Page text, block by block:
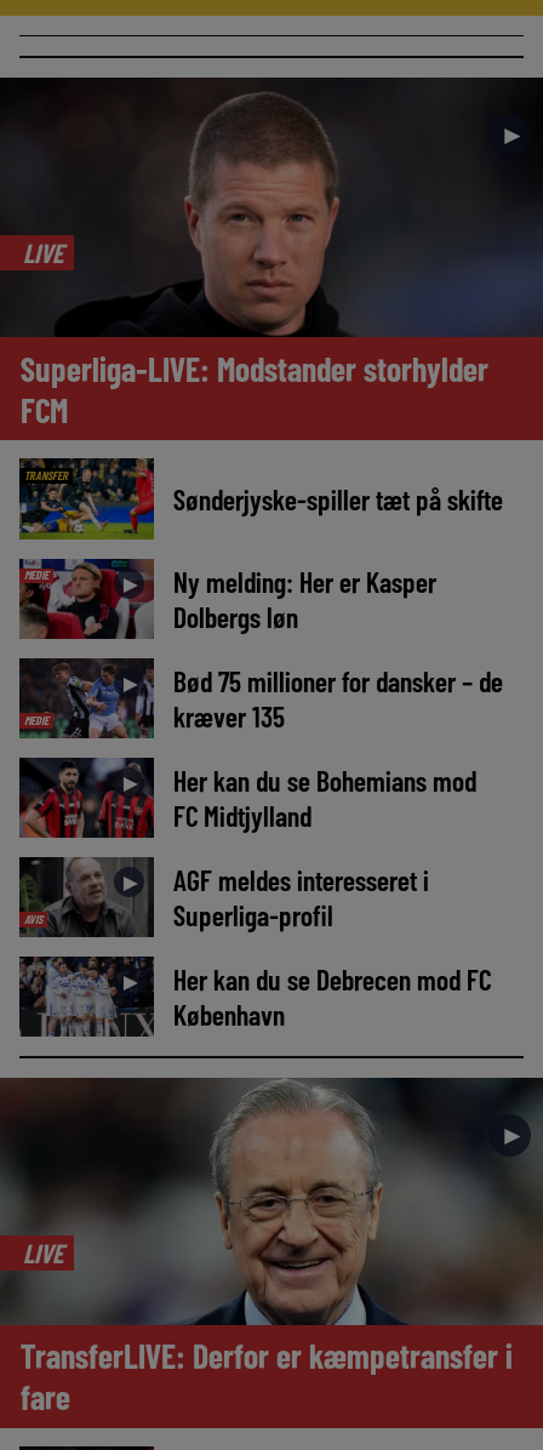
►
LIVE
Superliga-LIVE: Modstander storhylder
FCM
TRANSFER
Sønderjyske-spiller tæt på skifte
MEDIE ►
Ny melding: Her er Kasper
Dolbergs løn
MEDIE
►
Bød 75 millioner for dansker – de
kræver 135
►
Her kan du se Bohemians mod
FC Midtjylland
AVIS
►
AGF meldes interesseret i
Superliga-profil
►
Her kan du se Debrecen mod FC
København
►
LIVE
TransferLIVE: Derfor er kæmpetransfer i
fare